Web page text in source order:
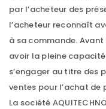
par l’acheteur des
l’acheteur reconnaît
à sa commande.
avoir la pleine
s’engager au titre des
ventes pour l’achat de
La société